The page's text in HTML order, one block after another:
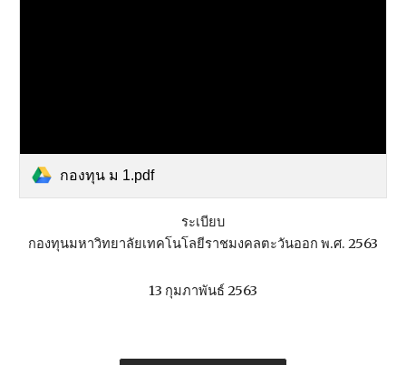
กองทุน ม 1.pdf
ระเบียบ
กองทุนมหาวิทยาลัยเทคโนโลยีราชมงคลตะวันออก พ.ศ. 2563
13 กุมภาพันธ์ 2563